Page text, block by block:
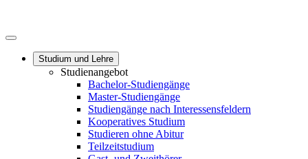
Studium und Lehre
Studienangebot
Bachelor-Studiengänge
Master-Studiengänge
Studiengänge nach Interessensfeldern
Kooperatives Studium
Studieren ohne Abitur
Teilzeitstudium